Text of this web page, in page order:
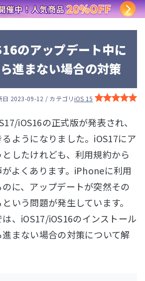
のアップデート中に
進まない場合の対策
日 2023-09-12 / カテゴリiOS 15
iOS16の正式版が発表され、
ようになりました。iOS17にア
したけれども、利用規約から
よくあります。iPhoneに利用
に、アップデートが突然その
いう問題が発生しています。
、iOS17/iOS16のインストール
まない場合の対策について解